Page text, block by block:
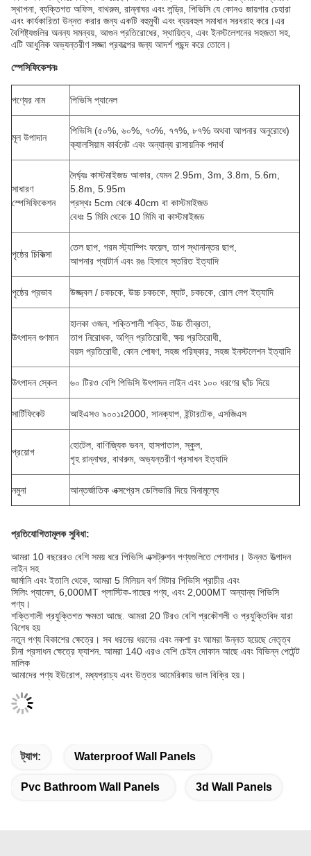
স্থাপনা, ব্যক্তিগত অফিস, বাথরুম, রান্নাঘর এবং লন্ড্রি, পিভিসি যে কোনও জায়গার চেহারা
এবং কার্যকারিতা উন্নত করার জন্য একটি বহুমুখী এবং ব্যয়বহুল সমাধান সরবরাহ করে।এর
বৈশিষ্ট্যগুলির অনন্য সমন্বয়, আগুন প্রতিরোধের, স্থায়িত্ব, এবং ইনস্টলেশনের সহজতা সহ,
এটি আধুনিক অভ্যন্তরীণ সজ্জা প্রকল্পের জন্য আদর্শ পছন্দ করে তোলে।
স্পেসিফিকেশনঃ
পণ্যের নাম পিভিসি প্যানেল
মূল উপাদান
পিভিসি (৫০%, ৬০%, ৭৩%, ৭৭%, ৮৭% অথবা আপনার অনুরোধে)
ক্যালসিয়াম কার্বনেট এবং অন্যান্য রাসায়নিক পদার্থ
সাধারণ
স্পেসিফিকেশন
দৈর্ঘ্যঃ কাস্টমাইজড আকার, যেমন 2.95m, 3m, 3.8m, 5.6m,
5.8m, 5.95m
প্রস্থঃ 5cm থেকে 40cm বা কাস্টমাইজড
বেধঃ 5 মিমি থেকে 10 মিমি বা কাস্টমাইজড
পৃষ্ঠের চিকিত্সা
তেল ছাপ, গরম স্ট্যাম্পিং ফয়েল, তাপ স্থানান্তর ছাপ,
আপনার প্যাটার্ন এবং রঙ হিসাবে স্তরিত ইত্যাদি
পৃষ্ঠের প্রভাব উজ্জ্বল / চকচকে, উচ্চ চকচকে, ম্যাট, চকচকে, রোল লেপ ইত্যাদি
উৎপাদন গুণমান
হালকা ওজন, শক্তিশালী শক্তি, উচ্চ তীব্রতা,
তাপ নিরোধক, অগ্নি প্রতিরোধী, ক্ষয় প্রতিরোধী,
বয়স প্রতিরোধী, কোন শোষণ, সহজ পরিষ্কার, সহজ ইনস্টলেশন ইত্যাদি
উৎপাদন স্কেল ৬০ টিরও বেশি পিভিসি উৎপাদন লাইন এবং ১০০ ধরণের ছাঁচ দিয়ে
সার্টিফিকেট আইএসও ৯০০১ঃ2000, সানক্যাপ, ইন্টারটেক, এসজিএস
প্রয়োগ
হোটেল, বাণিজ্যিক ভবন, হাসপাতাল, স্কুল,
গৃহ রান্নাঘর, বাথরুম, অভ্যন্তরীণ প্রসাধন ইত্যাদি
নমুনা আন্তর্জাতিক এক্সপ্রেস ডেলিভারি দিয়ে বিনামূল্যে
প্রতিযোগিতামূলক সুবিধা:
আমরা 10 বছরেরও বেশি সময় ধরে পিভিসি এক্সট্রুশন পণ্যগুলিতে পেশাদার। উন্নত উত্পাদন
লাইন সহ
জার্মানি এবং ইতালি থেকে, আমরা 5 মিলিয়ন বর্গ মিটার পিভিসি প্রাচীর এবং
সিলিং প্যানেল, 6,000MT প্লাস্টিক-গাছের পণ্য, এবং 2,000MT অন্যান্য পিভিসি
পণ্য।
শক্তিশালী প্রযুক্তিগত ক্ষমতা আছে. আমরা 20 টিরও বেশি প্রকৌশলী ও প্রযুক্তিবিদ যারা
বিশেষ হয়
নতুন পণ্য বিকাশের ক্ষেত্রে। সব ধরনের ধরনের এবং নকশা রং আমরা উন্নত হয়েছে নেতৃত্ব
চীনা প্রসাধন ক্ষেত্রে ফ্যাশন. আমরা 140 এরও বেশি চেইন দোকান আছে এবং বিভিন্ন পেটেন্ট
মালিক
আমাদের পণ্য ইউরোপ, মধ্যপ্রাচ্য এবং উত্তর আমেরিকায় ভাল বিক্রি হয়।
ট্যাগ: Waterproof Wall Panels
Pvc Bathroom Wall Panels 3d Wall Panels